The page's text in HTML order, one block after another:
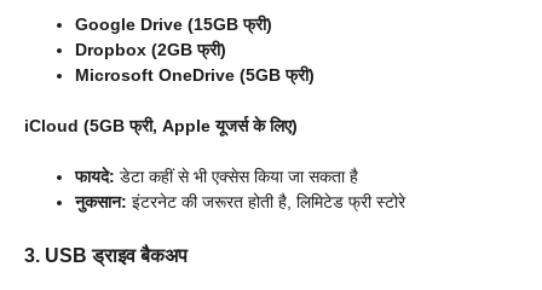
Google Drive (15GB फ्री)
Dropbox (2GB फ्री)
Microsoft OneDrive (5GB फ्री)
iCloud (5GB फ्री, Apple यूजर्स के लिए)
फायदे: डेटा कहीं से भी एक्सेस किया जा सकता है
नुकसान: इंटरनेट की जरूरत होती है, लिमिटेड फ्री स्टोरे
3. USB ड्राइव बैकअप